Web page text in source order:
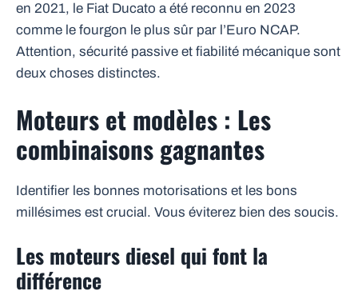
en 2021, le Fiat Ducato a été reconnu en 2023
comme le fourgon le plus sûr par l’Euro NCAP.
Attention, sécurité passive et fiabilité mécanique sont
deux choses distinctes.
Moteurs et modèles : Les
combinaisons gagnantes
Identifier les bonnes motorisations et les bons
millésimes est crucial. Vous éviterez bien des soucis.
Les moteurs diesel qui font la
différence